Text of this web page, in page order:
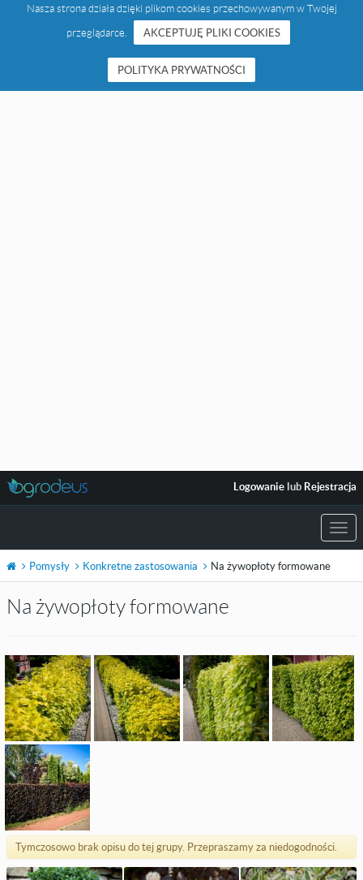
Nasza strona działa dzięki plikom cookies przechowywanym w Twojej
przeglądarce.
AKCEPTUJĘ PLIKI COOKIES
POLITYKA PRYWATNOŚCI
Logowanie lub Rejestracja
Pomysły Konkretne zastosowania Na żywopłoty formowane
Na żywopłoty formowane
Tymczosowo brak opisu do tej grupy. Przepraszamy za niedogodności.